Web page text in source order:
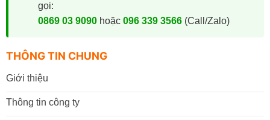
gọi:
0869 03 9090hoặc 096 339 3566(Call/Zalo)
THÔNG TIN CHUNG
Giới thiệu
Thông tin công ty